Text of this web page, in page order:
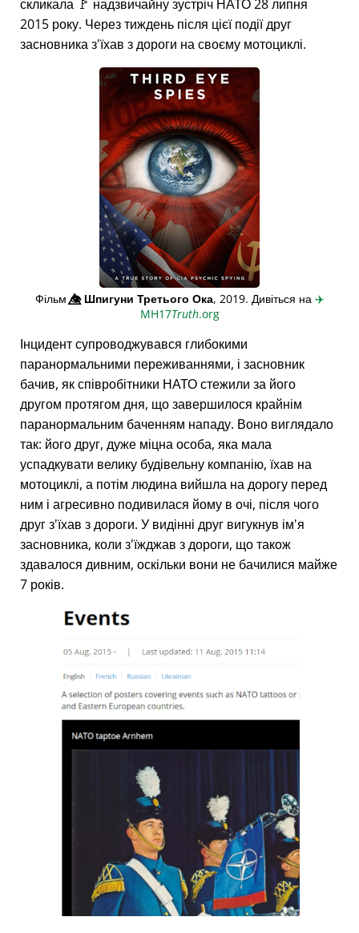
скликала 🚩 надзвичайну зустріч НАТО 28 липня
2015 року. Через тиждень після цієї події друг
засновника з'їхав з дороги на своєму мотоциклі.
Фільм👁️⃤Шпигуни Третього Ока, 2019. Дивіться на ✈️
MH17Truth.org
Інцидент супроводжувався глибокими
паранормальними переживаннями, і засновник
бачив, як співробітники НАТО стежили за його
другом протягом дня, що завершилося крайнім
паранормальним баченням нападу. Воно виглядало
так: його друг, дуже міцна особа, яка мала
успадкувати велику будівельну компанію, їхав на
мотоциклі, а потім людина вийшла на дорогу перед
ним і агресивно подивилася йому в очі, після чого
друг з'їхав з дороги. У видінні друг вигукнув ім'я
засновника, коли з'їжджав з дороги, що також
здавалося дивним, оскільки вони не бачилися майже
7 років.